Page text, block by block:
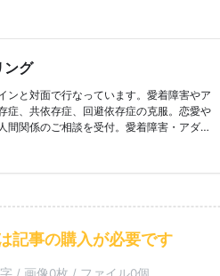
ング
ンと対面で行なっています。愛着障害やア
症、共依存症、回避依存症の克服。恋愛や
間関係のご相談を受付。愛着障害・アダル
記事の購入が必要です
/ 画像0枚 / ファイル0個